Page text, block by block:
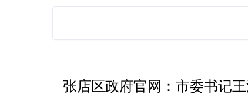
张店区政府官网：市委书记